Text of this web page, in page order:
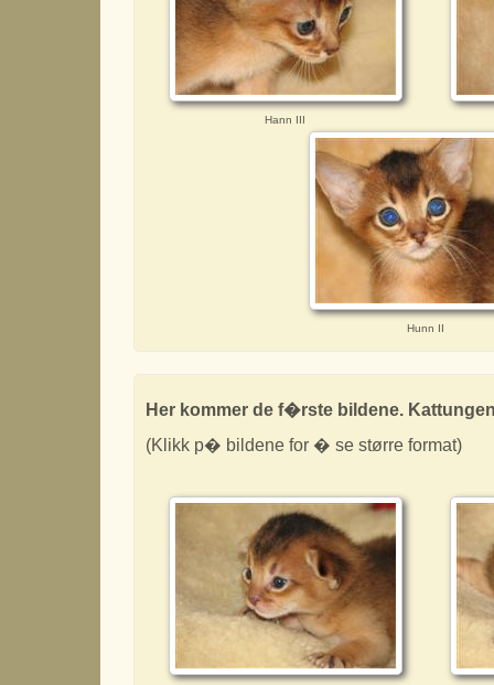
Hann III
Hunn II
Her kommer de f�rste bildene.
(Klikk p� bildene for � se større format)